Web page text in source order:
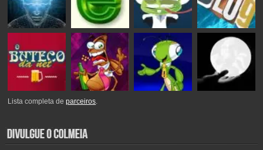
Lista completa deparceiros.